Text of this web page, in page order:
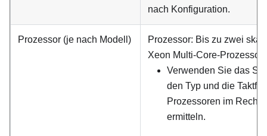
nach Konfiguration.
Prozessor (je nach Modell)
Prozessor: Bis zu zwei
Xeon Multi-Core-
Verwenden Sie das
den Typ und die
Prozessoren im
ermitteln.